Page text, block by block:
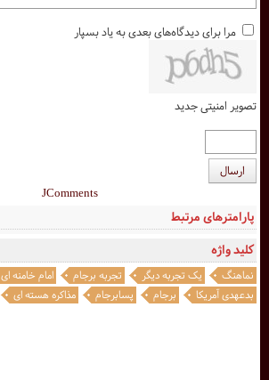
کلید واژه
نماهنگ یک تجربه دیگر تجربه برجام امام خامنه ای
بدعهدی آمریکا
برجام پسابرجام مذاکره هسته ای
پارامترهای مرتبط
مرا برای دیدگاه‌های بعدی به یاد بسپار
تصویر امنیتی جدید
ارسال
JComments